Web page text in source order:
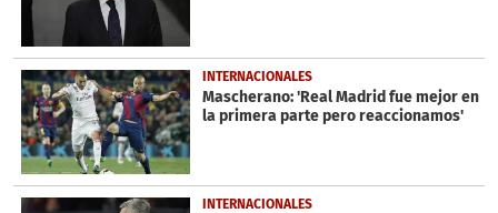
INTERNACIONALES
Mascherano: 'Real Madrid fue mejor en
la primera parte pero reaccionamos'
INTERNACIONALES